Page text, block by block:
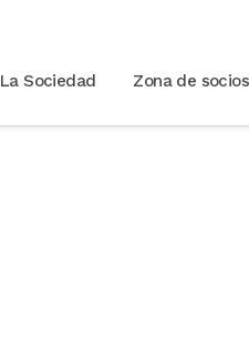
La Sociedad Zona de socios